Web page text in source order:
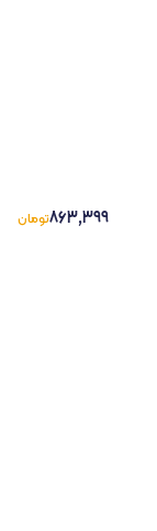
863,399تومان